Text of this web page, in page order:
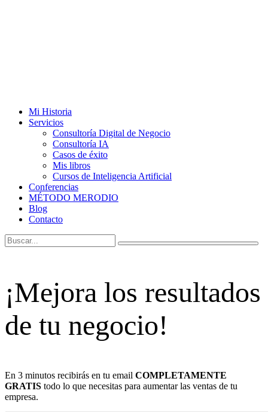
Mi Historia
Servicios
Consultoría Digital de Negocio
Consultoría IA
Casos de éxito
Mis libros
Cursos de Inteligencia Artificial
Conferencias
MÉTODO MERODIO
Blog
Contacto
¡Mejora los resultados
de tu negocio!
En 3 minutos recibirás en tu email COMPLETAMENTE
GRATIS todo lo que necesitas para aumentar las ventas de tu
empresa.